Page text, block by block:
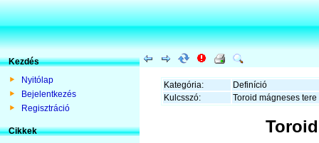
Kezdés
Nyitólap
Bejelentkezés
Regisztráció
Cikkek
Kategória:
Definíció
Kulcsszó:
Toroid mágneses tere